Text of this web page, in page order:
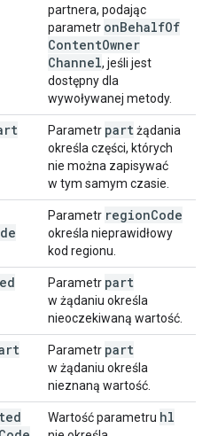
partnera, podając
parametr onBehalfOf
ContentOwner
Channel, jeśli jest
dostępny dla
wywoływanej metody.
Parametr partżądania
określa części, których
nie można zapisywać
w tym samym czasie.
Parametr regionCode
określa nieprawidłowy
kod regionu.
Parametr part
w żądaniu określa
nieoczekiwaną wartość.
Parametr part
w żądaniu określa
nieznaną wartość.
Wartość parametru hl